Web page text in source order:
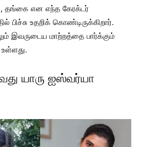
தங்கை என எந்த கேரக்டர்
பிச்சு உதறிக் கொண்டிருக்கிறார்.
இவருடைய மாற்றத்தை பார்க்கும்
யாரு ஐஸ்வர்யா